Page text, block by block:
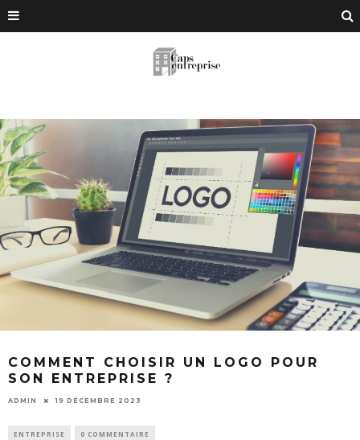
COMMENT CHOISIR UN LOGO POUR
SON ENTREPRISE ?
ADMIN 19 DÉCEMBRE 2023
ENTREPRISE 0 COMMENTAIRE